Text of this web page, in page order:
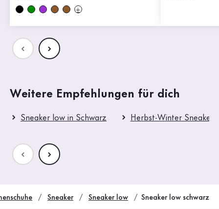
Weitere Empfehlungen für dich
Sneaker low in Schwarz Herbst-Winter Sneaker
Sneaker Sneaker low Sneaker low schwarz